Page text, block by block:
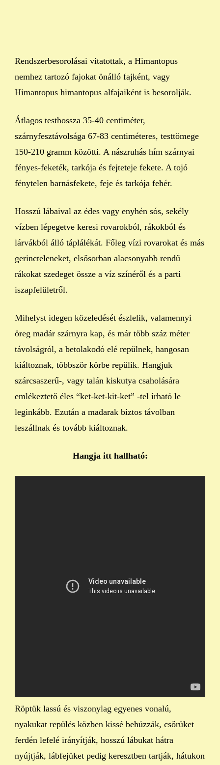
Rendszerbesorolásai vitatottak, a Himantopus
nemhez tartozó fajokat önálló fajként, vagy
Himantopus himantopus alfajaiként is besorolják.
Átlagos testhossza 35-40 centiméter,
szárnyfesztávolsága 67-83 centiméteres, testtömege
150-210 gramm közötti. A nászruhás hím szárnyai
fényes-feketék, tarkója és fejteteje fekete. A tojó
fénytelen barnásfekete, feje és tarkója fehér.
Hosszú lábaival az édes vagy enyhén sós, sekély
vízben lépegetve keresi rovarokból, rákokból és
lárvákból álló táplálékát. Főleg vízi rovarokat és más
gerincteleneket, elsősorban alacsonyabb rendű
rákokat szedeget össze a víz színéről és a parti
iszapfelületről.
Mihelyst idegen közeledését észlelik, valamennyi
öreg madár szárnyra kap, és már több száz méter
távolságról, a betolakodó elé repülnek, hangosan
kiáltoznak, többször körbe repülik. Hangjuk
szárcsaszerű-, vagy talán kiskutya csaholására
emlékeztető éles “ket-ket-kit-ket” -tel írható le
leginkább. Ezután a madarak biztos távolban
leszállnak és tovább kiáltoznak.
Hangja itt hallható:
Röptük lassú és viszonylag egyenes vonalú,
nyakukat repülés közben kissé behúzzák, csőrüket
ferdén lefelé irányítják, hosszú lábukat hátra
nyújtják, lábfejüket pedig keresztben tartják, hátukon